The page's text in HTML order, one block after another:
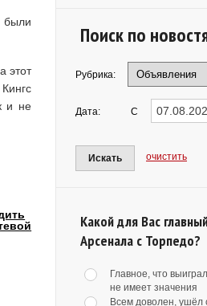
были
этот
и не
Поиск по
Рубрика:
Дата: С
Искать очистить
Какой для Вас
Арсенала с Торпедо?
Главное, что
не имеет значения
Всем доволен, ушёл